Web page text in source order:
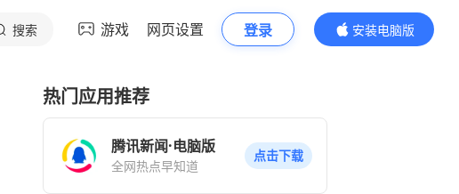
搜索 游戏 网页设置 登录
安装电脑版
内容更精彩
热门应用推荐
腾讯新闻·电脑版
全网热点早知道
点击下载